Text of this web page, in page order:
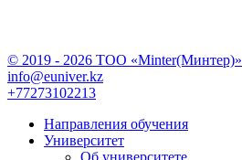
© 2019 - 2026 TOO «Minter(Минтер)»
info@euniver.kz
+77273102213
Направления обучения
Университет
Об университете